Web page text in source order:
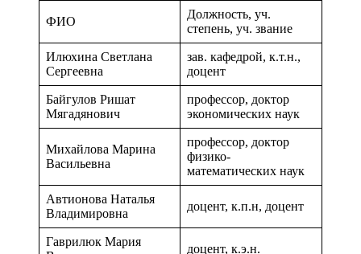
ФИО
Должность, уч.
степень, уч. звание
Илюхина Светлана
Сергеевна
зав. кафедрой, к.т.н.,
доцент
Байгулов Ришат
Мягадянович
профессор, доктор
экономических наук
Михайлова Марина
Васильевна
профессор, доктор
физико-
математических наук
Автионова Наталья
Владимировна
доцент, к.п.н, доцент
Гаврилюк Мария
доцент, к.э.н.